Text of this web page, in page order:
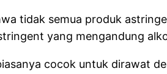
tidak semua produk
yang mengandung
cocok untuk dirawat